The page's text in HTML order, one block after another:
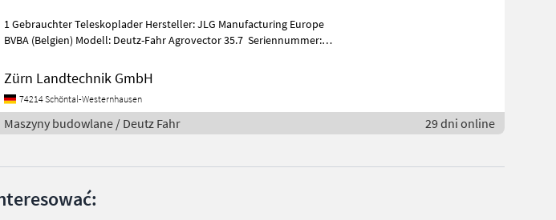
1 Gebrauchter Teleskoplader Hersteller: JLG Manufacturing Europe
BVBA (Belgien) Modell: Deutz-Fahr Agrovector 35.7 Seriennummer:
Zürn Landtechnik GmbH
74214 Schöntal-Westernhausen
Maszyny budowlane / Deutz Fahr 29 dni online